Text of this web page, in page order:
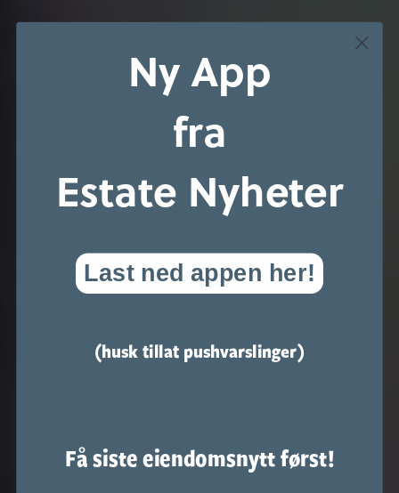
18. MARS 2025
Ny App
fra
Estate Nyheter
Last ned appen her!
(husk tillat pushvarslinger)
Få siste eiendomsnytt først!